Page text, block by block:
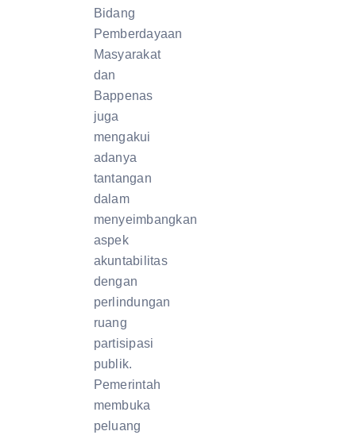
Bidang
Pemberdayaan
Masyarakat
dan
Bappenas
juga
mengakui
adanya
tantangan
dalam
menyeimbangkan
aspek
akuntabilitas
dengan
perlindungan
ruang
partisipasi
publik.
Pemerintah
membuka
peluang